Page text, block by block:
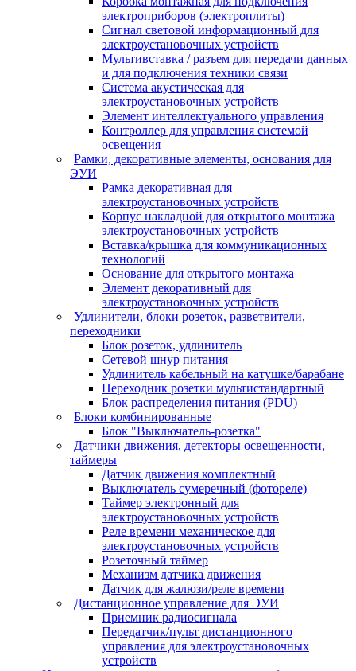
электроприборов (электроплиты)
Сигнал световой информационный для
электроустановочных устройств
Мультивставка / разъем для передачи данных
и для подключения техники связи
Система акустическая для
электроустановочных устройств
Элемент интеллектуального управления
Контроллер для управления системой
освещения
Рамки, декоративные элементы, основания для
ЭУИ
Рамка декоративная для
электроустановочных устройств
Корпус накладной для открытого монтажа
электроустановочных устройств
Вставка/крышка для коммуникационных
технологий
Основание для открытого монтажа
Элемент декоративный для
электроустановочных устройств
Удлинители, блоки розеток, разветвители,
переходники
Блок розеток, удлинитель
Сетевой шнур питания
Удлинитель кабельный на катушке/барабане
Переходник розетки мультистандартный
Блок распределения питания (PDU)
Блоки комбинированные
Блок "Выключатель-розетка"
Датчики движения, детекторы освещенности,
таймеры
Датчик движения комплектный
Выключатель сумеречный (фотореле)
Таймер электронный для
электроустановочных устройств
Реле времени механическое для
электроустановочных устройств
Розеточный таймер
Механизм датчика движения
Датчик для жалюзи/реле времени
Дистанционное управление для ЭУИ
Приемник радиосигнала
Передатчик/пульт дистанционного
управления для электроустановочных
устройств